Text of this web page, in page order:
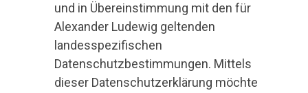
und in Übereinstimmung mit den für
Alexander Ludewig geltenden
landesspezifischen
Datenschutzbestimmungen. Mittels
dieser Datenschutzerklärung möchte